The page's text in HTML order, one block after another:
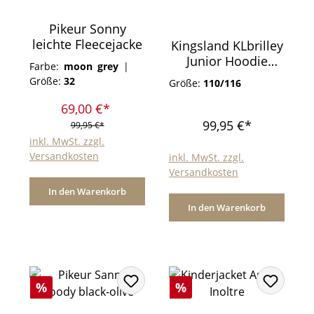
Pikeur Sonny
leichte Fleecejacke
Farbe: moon grey |
Größe: 32
69,00 €*
99,95 €*
inkl. MwSt. zzgl.
Versandkosten
In den Warenkorb
Kingsland KLbrilley
Junior Hoodie
Purple Flint
Größe: 110/116
99,95 €*
inkl. MwSt. zzgl.
Versandkosten
In den Warenkorb
Rabatt
% Rabatt
%